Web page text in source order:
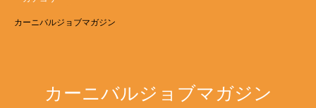
カーニバルジョブマガジン
カーニバルジョブマガジン